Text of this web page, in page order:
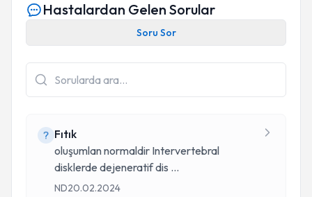
Hastalardan Gelen Sorular
Soru Sor
Fıtık
oluşumlan normaldir Intervertebral
disklerde dejeneratif dis ...
ND20.02.2024